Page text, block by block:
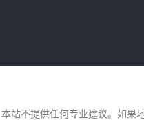
站不提供任何专业建议。如果